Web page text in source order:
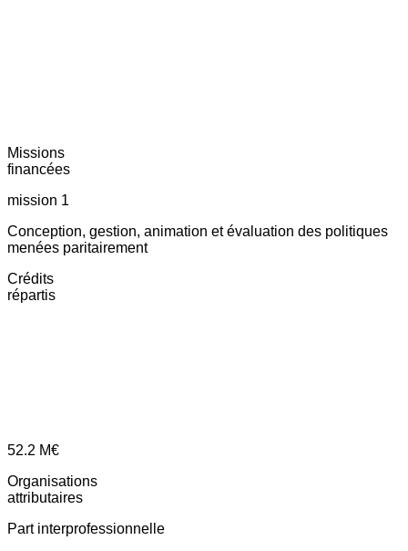
Missions
financées
mission 1
Conception, gestion, animation et évaluation des politiques
menées paritairement
Crédits
répartis
52.2 M€
Organisations
attributaires
Part interprofessionnelle